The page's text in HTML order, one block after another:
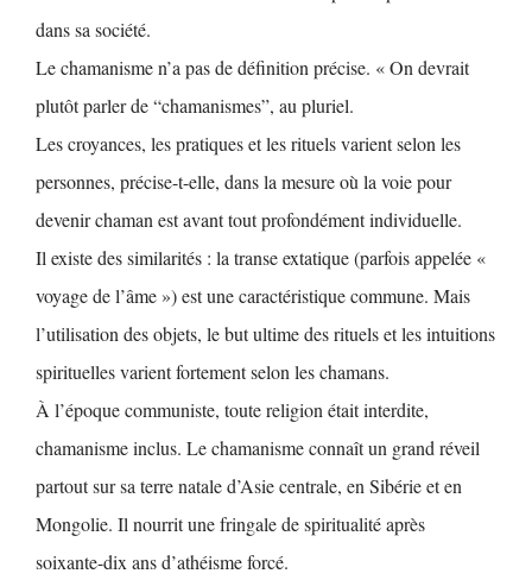
dans sa société.
Le chamanisme n’a pas de définition précise. « On devrait
plutôt parler de “chamanismes”, au pluriel.
Les croyances, les pratiques et les rituels varient selon les
personnes, précise-t-elle, dans la mesure où la voie pour
devenir chaman est avant tout profondément individuelle.
Il existe des similarités : la transe extatique (parfois appelée «
voyage de l’âme ») est une caractéristique commune. Mais
l’utilisation des objets, le but ultime des rituels et les intuitions
spirituelles varient fortement selon les chamans.
À l’époque communiste, toute religion était interdite,
chamanisme inclus. Le chamanisme connaît un grand réveil
partout sur sa terre natale d’Asie centrale, en Sibérie et en
Mongolie. Il nourrit une fringale de spiritualité après
soixante-dix ans d’athéisme forcé.